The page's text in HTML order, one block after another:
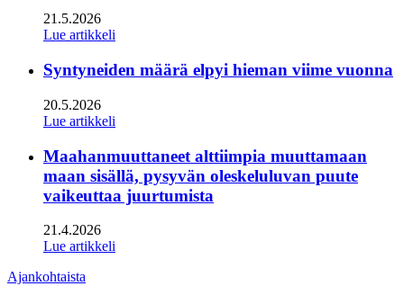
21.5.2026
Lue artikkeli
Syntyneiden määrä elpyi hieman viime vuonna
20.5.2026
Lue artikkeli
Maahanmuuttaneet alttiimpia muuttamaan
maan sisällä, pysyvän oleskeluluvan puute
vaikeuttaa juurtumista
21.4.2026
Lue artikkeli
Ajankohtaista